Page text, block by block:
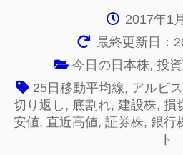
2017年1
最終更新日：
今日の日本株, 投
25日移動平均線, アルビス
切り返し , 底割れ, 建設株, 損
安値, 直近高値, 証券株, 銀行
ト